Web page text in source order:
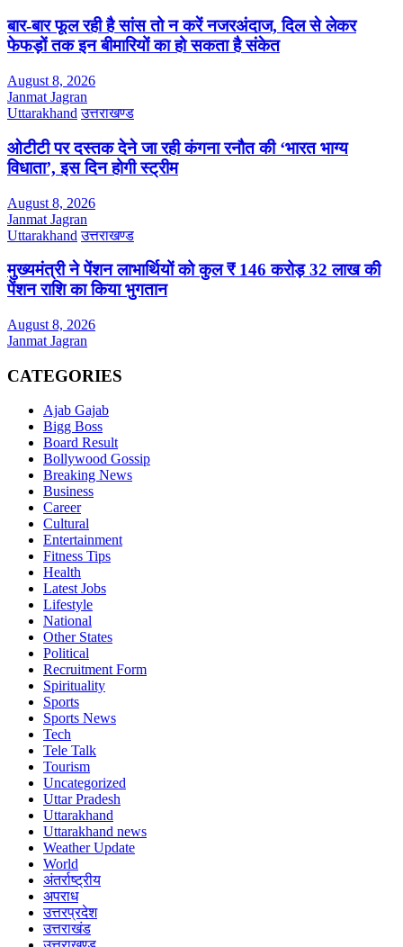
बार-बार फूल रही है सांस तो न करें नजरअंदाज, दिल से लेकर
फेफड़ों तक इन बीमारियों का हो सकता है संकेत
August 8, 2026
Janmat Jagran
Uttarakhand उत्तराखण्ड
ओटीटी पर दस्तक देने जा रही कंगना रनौत की ‘भारत भाग्य
विधाता’, इस दिन होगी स्ट्रीम
August 8, 2026
Janmat Jagran
Uttarakhand उत्तराखण्ड
मुख्यमंत्री ने पेंशन लाभार्थियों को कुल ₹ 146 करोड़ 32 लाख की
पेंशन राशि का किया भुगतान
August 8, 2026
Janmat Jagran
CATEGORIES
Ajab Gajab
Bigg Boss
Board Result
Bollywood Gossip
Breaking News
Business
Career
Cultural
Entertainment
Fitness Tips
Health
Latest Jobs
Lifestyle
National
Other States
Political
Recruitment Form
Spirituality
Sports
Sports News
Tech
Tele Talk
Tourism
Uncategorized
Uttar Pradesh
Uttarakhand
Uttarakhand news
Weather Update
World
अंतर्राष्ट्रीय
अपराध
उत्तरप्रदेश
उत्तराखंड